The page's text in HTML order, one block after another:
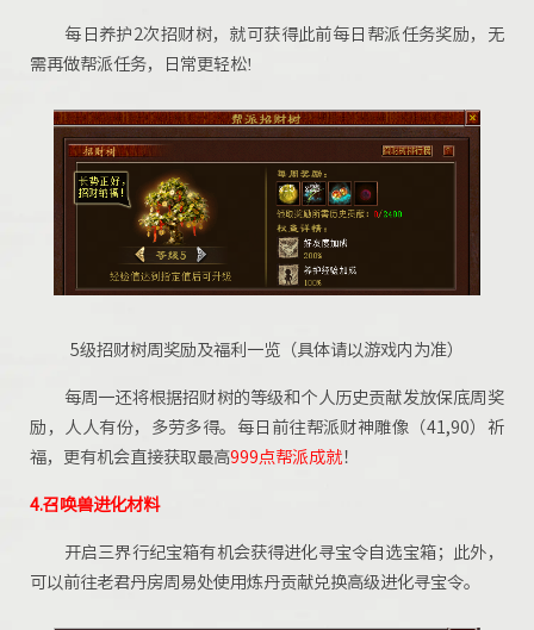
每日养护2次招财树，就可获得此前每日帮派任务奖励，无
需再做帮派任务，日常更轻松!
5级招财树周奖励及福利一览（具体请以游戏内为准）
每周一还将根据招财树的等级和个人历史贡献发放保底周奖
励，人人有份，多劳多得。每日前往帮派财神雕像（41,90）祈
福，更有机会直接获取最高999点帮派成就！
4.召唤兽进化材料
开启三界行纪宝箱有机会获得进化寻宝令自选宝箱；此外，
可以前往老君丹房周易处使用炼丹贡献兑换高级进化寻宝令。